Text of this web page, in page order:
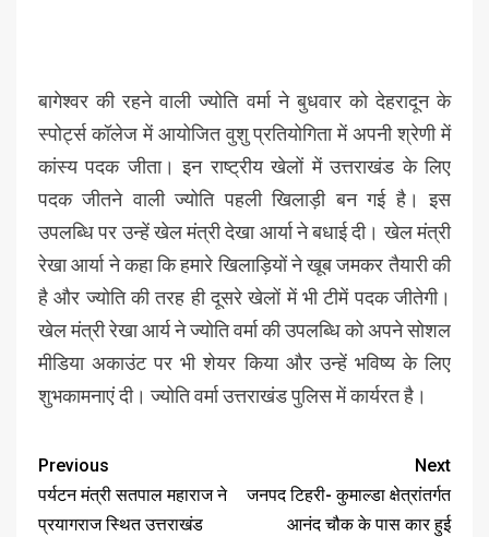
बागेश्वर की रहने वाली ज्योति वर्मा ने बुधवार को देहरादून के
स्पोर्ट्स कॉलेज में आयोजित वुशु प्रतियोगिता में अपनी श्रेणी में
कांस्य पदक जीता। इन राष्ट्रीय खेलों में उत्तराखंड के लिए
पदक जीतने वाली ज्योति पहली खिलाड़ी बन गई है। इस
उपलब्धि पर उन्हें खेल मंत्री देखा आर्या ने बधाई दी। खेल मंत्री
रेखा आर्या ने कहा कि हमारे खिलाड़ियों ने खूब जमकर तैयारी की
है और ज्योति की तरह ही दूसरे खेलों में भी टीमें पदक जीतेगी।
खेल मंत्री रेखा आर्य ने ज्योति वर्मा की उपलब्धि को अपने सोशल
मीडिया अकाउंट पर भी शेयर किया और उन्हें भविष्य के लिए
शुभकामनाएं दी। ज्योति वर्मा उत्तराखंड पुलिस में कार्यरत है।
Previous
पर्यटन मंत्री सतपाल महाराज ने
प्रयागराज स्थित उत्तराखंड
Next
जनपद टिहरी- कुमाल्डा क्षेत्रांतर्गत
आनंद चौक के पास कार हुई